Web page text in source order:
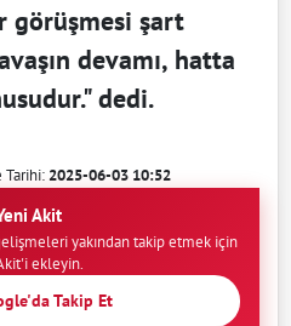
görüşmesi şart
devamı, hatta
dedi.
2025-06-03 10:52
Akit
yakından takip etmek için
ekleyin.
Takip Et